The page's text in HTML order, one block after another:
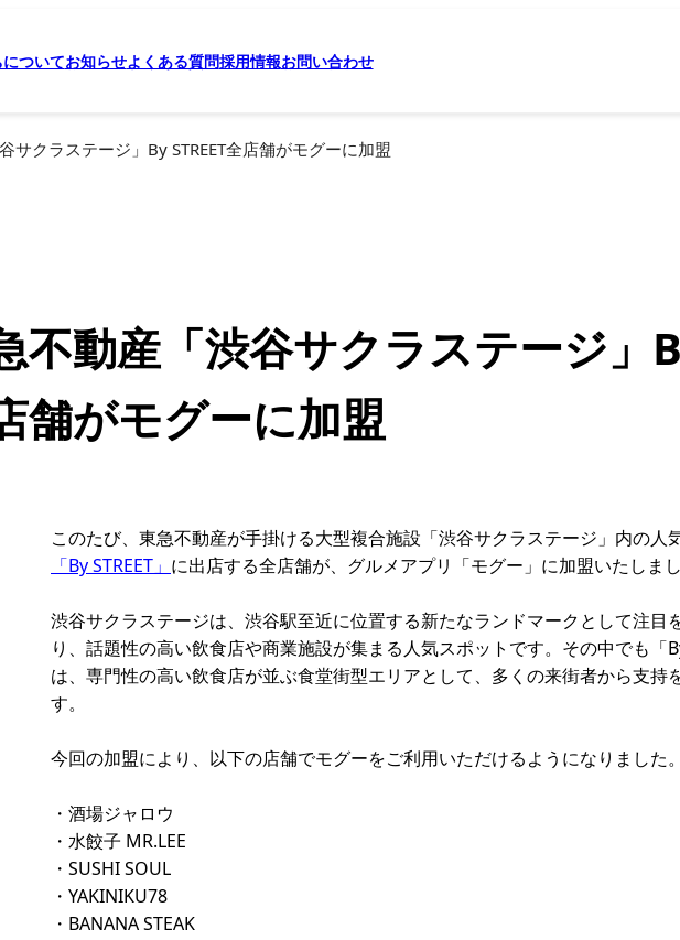
ついてお知らせよくある質問採用情報お問い合わせ
サクラステージ」By STREET全店舗がモグーに加盟
不動産「渋谷サクラステージ」
舗がモグーに加盟
このたび、東急不動産が手掛ける大型複合施設「渋谷サクラステージ」内の人
「By STREET」 に出店する全店舗が、グルメアプリ「モグー」に加盟いたしまし
渋谷サクラステージは、渋谷駅至近に位置する新たなランドマークとして注目
り、話題性の高い飲食店や商業施設が集まる人気スポットです。その中でも「By
は、専門性の高い飲食店が並ぶ食堂街型エリアとして、多くの来街者から支持
す。
今回の加盟により、以下の店舗でモグーをご利用いただけるようになりました。
・酒場ジャロウ
・水餃子 MR.LEE
・SUSHI SOUL
・YAKINIKU78
・BANANA STEAK